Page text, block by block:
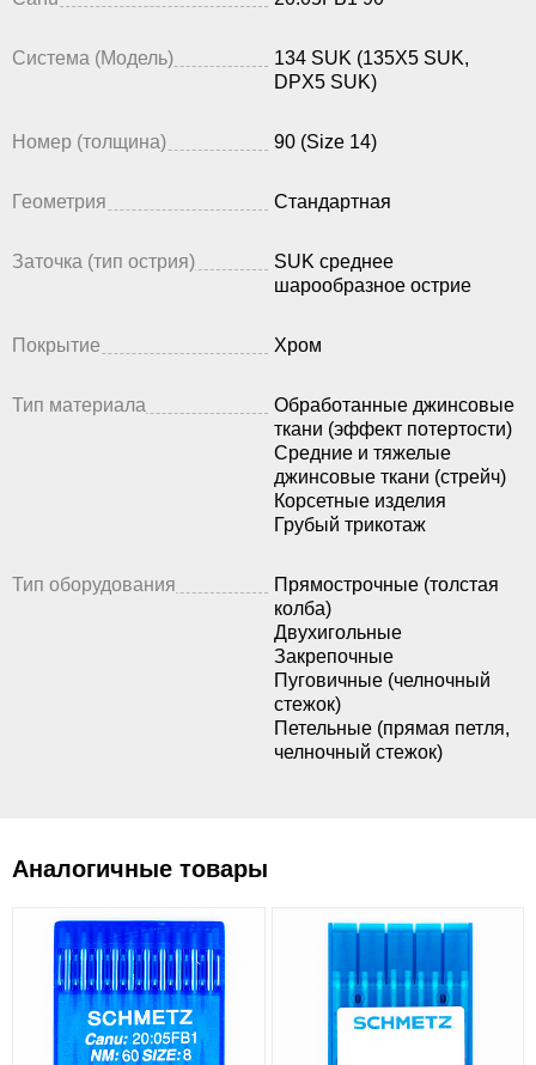
Система (Модель)
134 SUK (135X5 SUK,
DPX5 SUK)
Номер (толщина) 90 (Size 14)
Геометрия Стандартная
Заточка (тип острия)
SUK среднее
шарообразное острие
Покрытие Хром
Тип материала
Обработанные джинсовые
ткани (эффект потертости)
Средние и тяжелые
джинсовые ткани (стрейч)
Корсетные изделия
Грубый трикотаж
Тип оборудования
Прямострочные (толстая
колба)
Двухигольные
Закрепочные
Пуговичные (челночный
стежок)
Петельные (прямая петля,
челночный стежок)
Аналогичные товары